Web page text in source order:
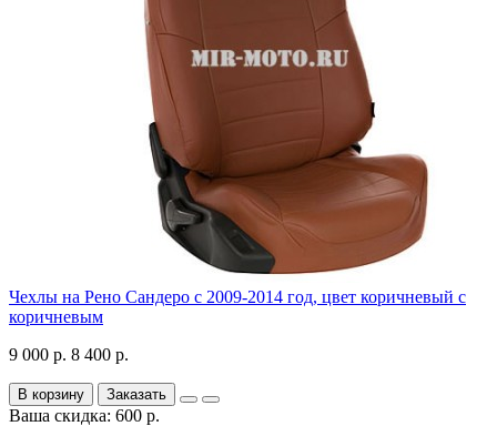
Чехлы на Рено Сандеро с 2009-2014 год, цвет коричневый с
коричневым
9 000 р. 8 400 р.
В корзину Заказать
Ваша скидка: 600 р.